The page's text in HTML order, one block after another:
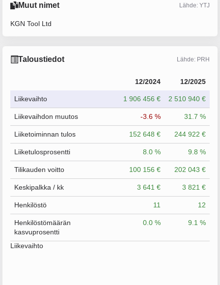
Muut nimet Lähde: YTJ
KGN Tool Ltd
Taloustiedot Lähde: PRH
12/2024 12/2025
Liikevaihto 1 906 456 € 2 510 940 €
Liikevaihdon muutos -3.6 % 31.7 %
Liiketoiminnan tulos 152 648 € 244 922 €
Liiketulosprosentti 8.0 % 9.8 %
Tilikauden voitto 100 156 € 202 043 €
Keskipalkka / kk 3 641 € 3 821 €
Henkilöstö 11 12
Henkilöstömäärän
kasvuprosentti
0.0 % 9.1 %
Liikevaihto